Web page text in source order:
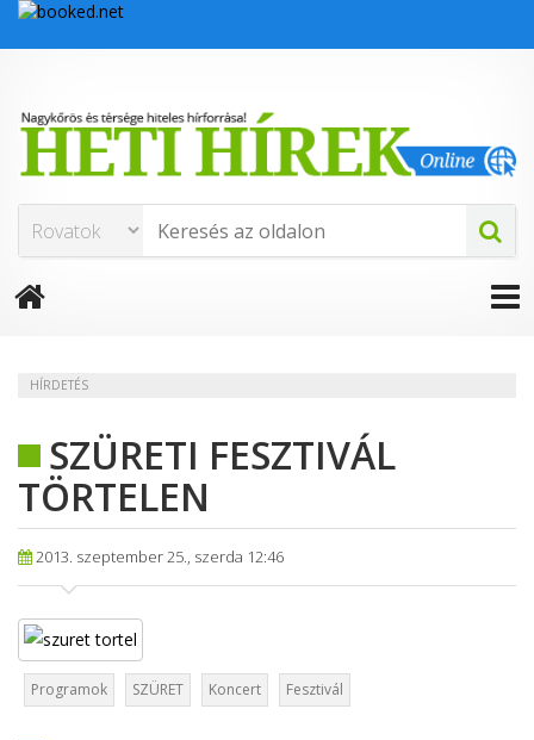
HÍRDETÉS
SZÜRETI FESZTIVÁL
TÖRTELEN
2013. szeptember 25., szerda 12:46
Programok SZÜRET Koncert Fesztivál